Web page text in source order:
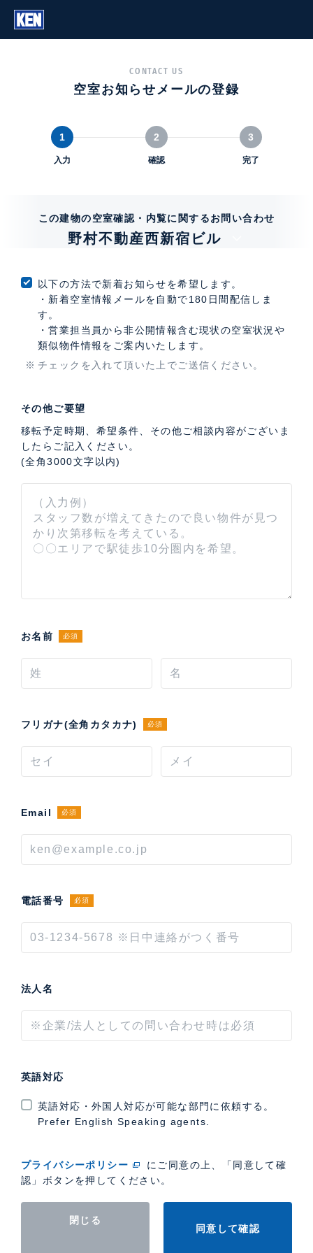
CONTACT US
空室お知らせメールの登録
1
入力
2
確認
3
完了
この建物の空室確認・内覧に関するお問い合わせ
野村不動産西新宿ビル
以下の方法で新着お知らせを希望します。
・新着空室情報メールを自動で180日間配信しま
す。
・営業担当員から非公開情報含む現状の空室状況や
類似物件情報をご案内いたします。
チェックを入れて頂いた上でご送信ください。
その他ご要望
移転予定時期、希望条件、その他ご相談内容がございま
したらご記入ください。
(全角3000文字以内)
お名前 必須
フリガナ(全角カタカナ) 必須
Email 必須
電話番号 必須
法人名
英語対応
英語対応・外国人対応が可能な部門に依頼する。
Prefer English Speaking agents.
プライバシーポリシー
にご同意の上、「同意して確
認」ボタンを押してください。
閉じる
同意して確認